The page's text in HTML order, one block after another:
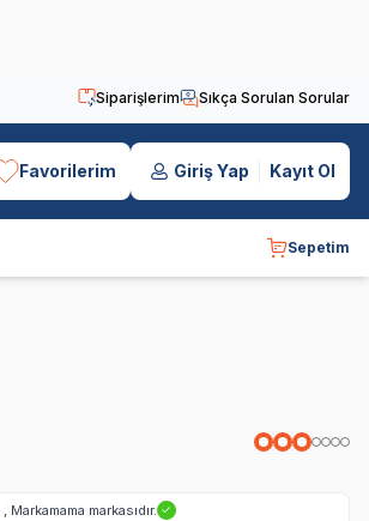
Siparişlerim Sıkça Sorulan Sorular
Favorilerim Giriş Yap Kayıt Ol
Sepetim
, Markamama markasıdır. ✓